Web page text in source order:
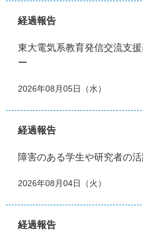
経過報告
東大電気系教育発信交流支
ー
2026年08月05日（水）
経過報告
障害のある学生や研究者の
2026年08月04日（火）
経過報告